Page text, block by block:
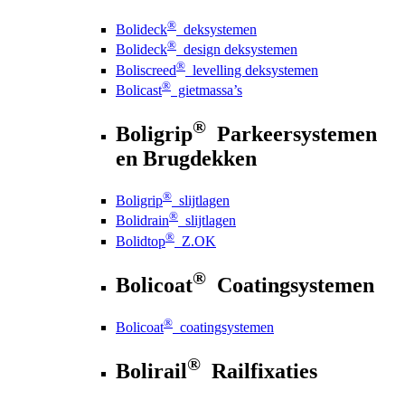
Bolideck® deksystemen
Bolideck® design deksystemen
Boliscreed® levelling deksystemen
Bolicast® gietmassa’s
Boligrip® Parkeersystemen
en Brugdekken
Boligrip® slijtlagen
Bolidrain® slijtlagen
Bolidtop® Z.OK
Bolicoat® Coatingsystemen
Bolicoat® coatingsystemen
Bolirail® Railfixaties